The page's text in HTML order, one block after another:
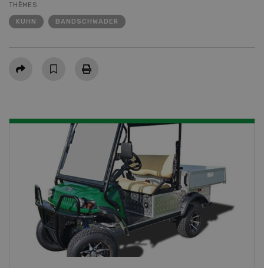
THÈMES
KUHN BANDSCHWADER
Partager